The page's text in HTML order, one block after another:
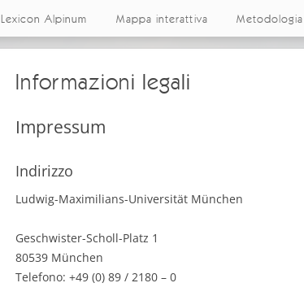
Lexicon Alpinum Mappa interattiva Metodologia
Informazioni legali
Impressum
Indirizzo
Ludwig-Maximilians-Universität München
Geschwister-Scholl-Platz 1
80539 München
Telefono: +49 (0) 89 / 2180 – 0